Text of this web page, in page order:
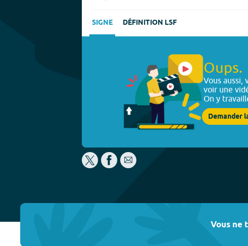
SIGNE DÉFINITION LSF
Oups.
Vous aussi,
voir une
On y
Demander
Vous ne